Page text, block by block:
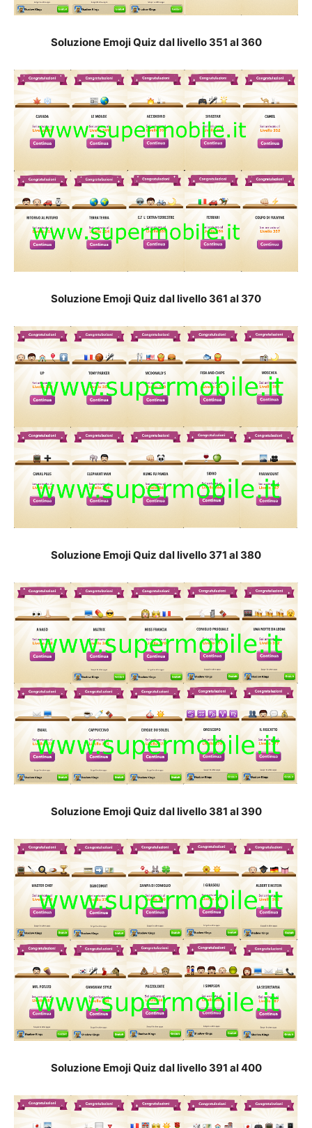
Soluzione Emoji Quiz dal livello 351 al 360
Soluzione Emoji Quiz dal livello 361 al 370
Soluzione Emoji Quiz dal livello 371 al 380
Soluzione Emoji Quiz dal livello 381 al 390
Soluzione Emoji Quiz dal livello 391 al 400